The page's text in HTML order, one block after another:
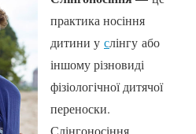
практика носіння
дитини у слінгу або
іншому різновиді
фізіологічної дитячої
переноски.
Слінгоносіння